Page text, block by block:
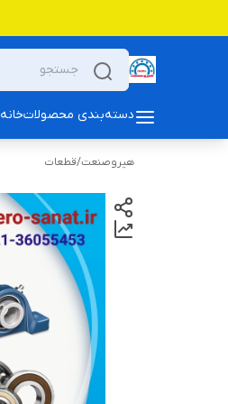
دسته‌بندی محصولاتخانه
هیروصنعت/قطعات